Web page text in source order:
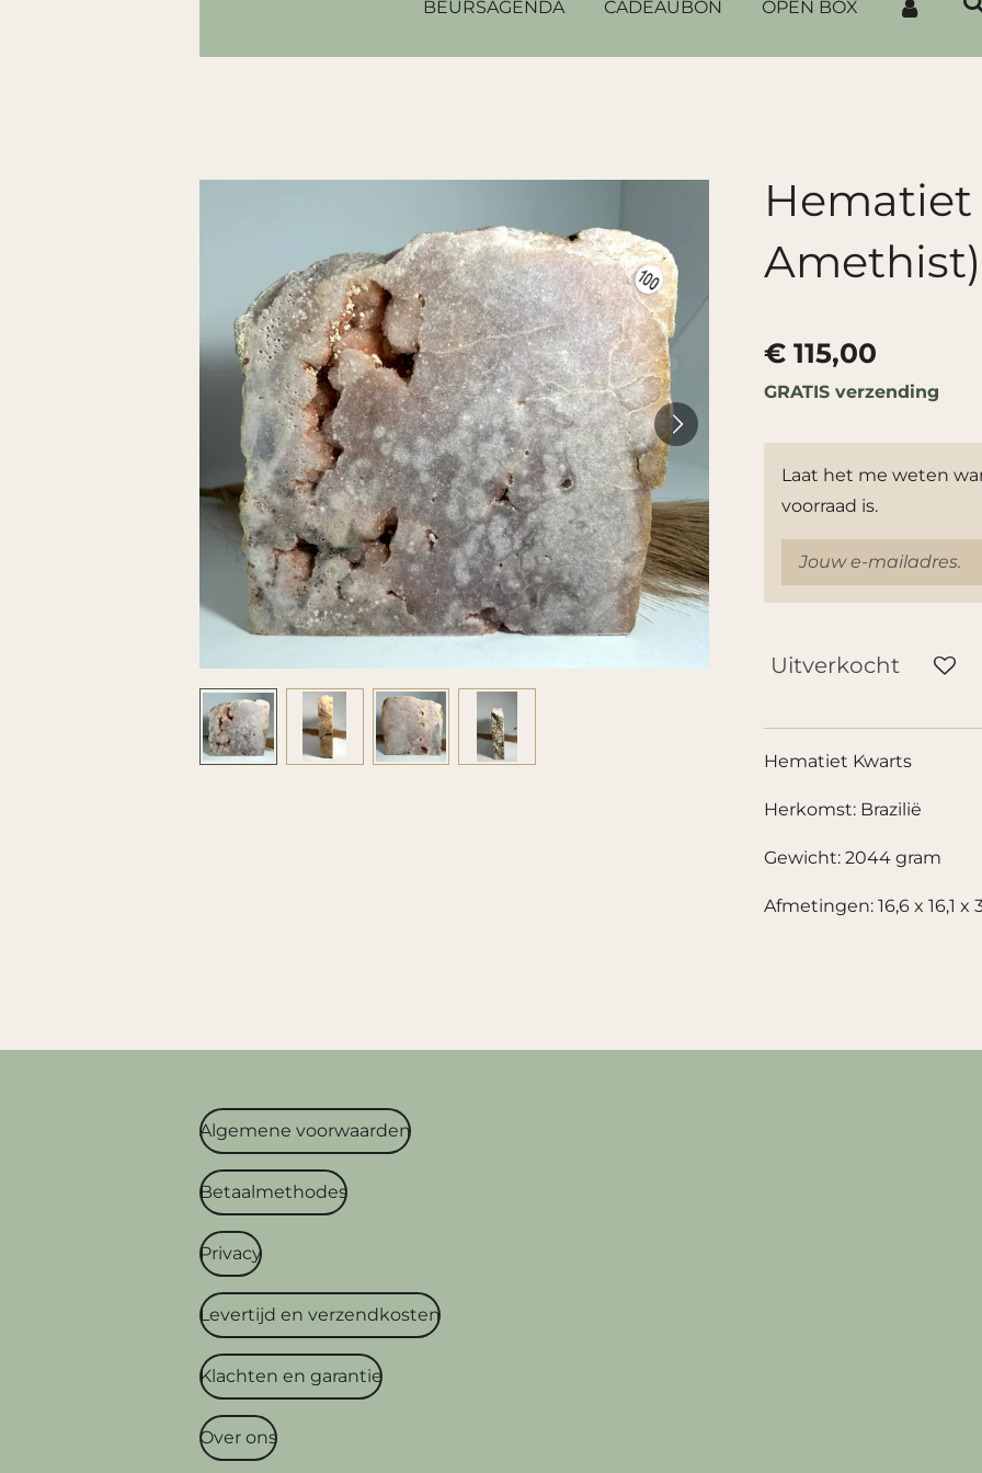
BEURSAGENDA CADEAUBON OPEN BOX
Hematiet
Amethist)
€ 115,00
GRATIS verzending
Laat het me weten
voorraad is.
Uitverkocht
Hematiet Kwarts
Herkomst: Brazilië
Gewicht: 2044 gram
Afmetingen: 16,6 x 16,1 x
Algemene voorwaarden
Betaalmethodes
Privacy
Levertijd en verzendkosten
Klachten en garantie
Over ons